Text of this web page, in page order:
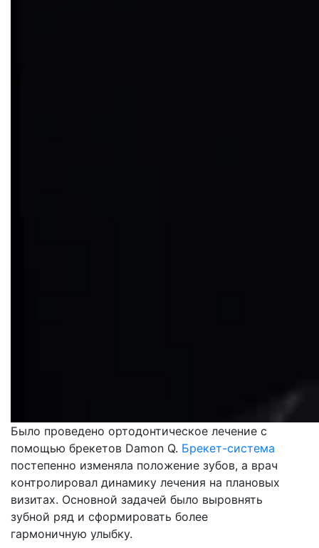
Было проведено ортодонтическое лечение с
помощью брекетов Damon Q. Брекет-система
постепенно изменяла положение зубов, а врач
контролировал динамику лечения на плановых
визитах. Основной задачей было выровнять
зубной ряд и сформировать более
гармоничную улыбку.